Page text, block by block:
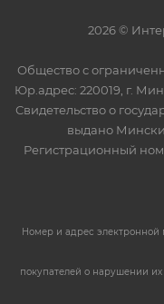
2026 ©
Общество с
Юр.адрес: 220019, г.
Свидетельство о
выдано
Регистрационный
Номер и адрес электронной
покупателей о нарушении